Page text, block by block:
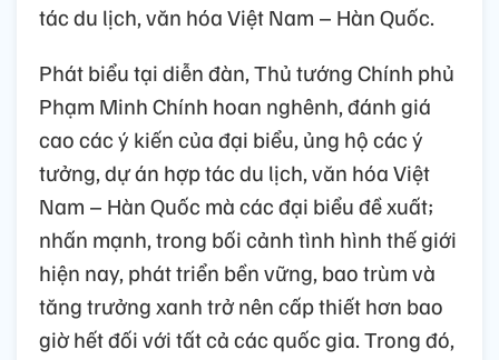
tác du lịch, văn hóa Việt Nam – Hàn Quốc.
Phát biểu tại diễn đàn, Thủ tướng Chính phủ
Phạm Minh Chính hoan nghênh, đánh giá
cao các ý kiến của đại biểu, ủng hộ các ý
tưởng, dự án hợp tác du lịch, văn hóa Việt
Nam – Hàn Quốc mà các đại biểu đề xuất;
nhấn mạnh, trong bối cảnh tình hình thế giới
hiện nay, phát triển bền vững, bao trùm và
tăng trưởng xanh trở nên cấp thiết hơn bao
giờ hết đối với tất cả các quốc gia. Trong đó,